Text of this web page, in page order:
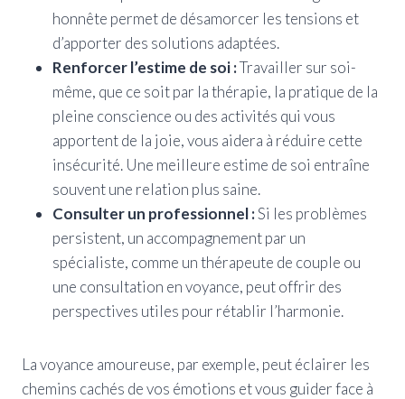
honnête permet de désamorcer les tensions et
d’apporter des solutions adaptées.
Renforcer l’estime de soi :Travailler sur soi-
même, que ce soit par la thérapie, la pratique de la
pleine conscience ou des activités qui vous
apportent de la joie, vous aidera à réduire cette
insécurité. Une meilleure estime de soi entraîne
souvent une relation plus saine.
Consulter un professionnel :Si les problèmes
persistent, un accompagnement par un
spécialiste, comme un thérapeute de couple ou
une consultation en voyance, peut offrir des
perspectives utiles pour rétablir l’harmonie.
La voyance amoureuse, par exemple, peut éclairer les
chemins cachés de vos émotions et vous guider face à